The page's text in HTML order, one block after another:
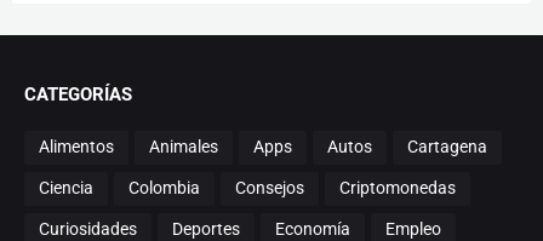
CATEGORÍAS
Alimentos Animales Apps Autos Cartagena
Ciencia Colombia Consejos Criptomonedas
Curiosidades Deportes Economía Empleo